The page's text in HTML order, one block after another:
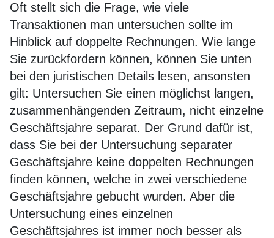
Oft stellt sich die Frage, wie viele
Transaktionen man untersuchen sollte im
Hinblick auf doppelte Rechnungen. Wie lange
Sie zurückfordern können, können Sie unten
bei den juristischen Details lesen, ansonsten
gilt: Untersuchen Sie einen möglichst langen,
zusammenhängenden Zeitraum, nicht einzelne
Geschäftsjahre separat. Der Grund dafür ist,
dass Sie bei der Untersuchung separater
Geschäftsjahre keine doppelten Rechnungen
finden können, welche in zwei verschiedene
Geschäftsjahre gebucht wurden. Aber die
Untersuchung eines einzelnen
Geschäftsjahres ist immer noch besser als